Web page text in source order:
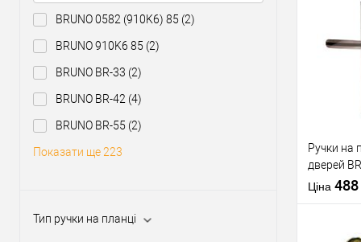
BRUNO 0582 (910K6) 85 (2)
BRUNO 910K6 85 (2)
BRUNO BR-33 (2)
BRUNO BR-42 (4)
BRUNO BR-55 (2)
Показати ще 223
Тип ручки на планці
У
Матеріал
Країна
Ручки на
дверей
нікель
Ціна 488